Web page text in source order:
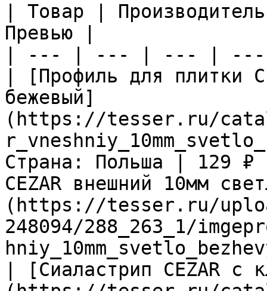
| Товар |
Превью |
| --- | --- | --- |
| [Профиль для плитки
бежевый]
(https://tesser.ru/
Страна: Польша | 129 ₽
CEZAR внешний 10мм
(https://tesser.ru/
248094/288_263_1/
| [Сиаластрип CEZAR с